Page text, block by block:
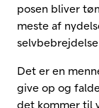
posen bliver
meste af
Det er en
give op og
det kommer til